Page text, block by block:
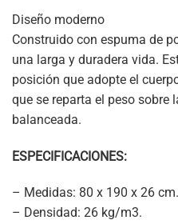
Diseño moderno
Construido con espuma de
una larga y duradera vida.
posición que adopte el
que se reparta el peso sobre
balanceada.
ESPECIFICACIONES:
– Medidas: 80 x 190 x 26 cm.
– Densidad: 26 kg/m3.